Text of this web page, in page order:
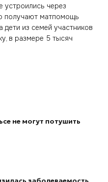
устроились через
получают матпомощь
дети из семей участников
в размере 5 тысяч
не могут потушить